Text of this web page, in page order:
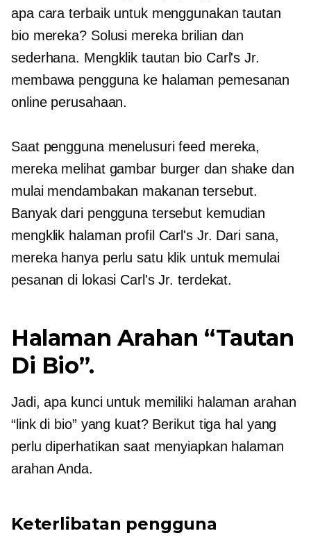
apa cara terbaik untuk menggunakan tautan
bio mereka? Solusi mereka brilian dan
sederhana. Mengklik tautan bio Carl's Jr.
membawa pengguna ke halaman pemesanan
online perusahaan.
Saat pengguna menelusuri feed mereka,
mereka melihat gambar burger dan shake dan
mulai mendambakan makanan tersebut.
Banyak dari pengguna tersebut kemudian
mengklik halaman profil Carl's Jr. Dari sana,
mereka hanya perlu satu klik untuk memulai
pesanan di lokasi Carl's Jr. terdekat.
Halaman Arahan “Tautan
Di Bio”.
Jadi, apa kunci untuk memiliki halaman arahan
“link di bio” yang kuat? Berikut tiga hal yang
perlu diperhatikan saat menyiapkan halaman
arahan Anda.
Keterlibatan pengguna